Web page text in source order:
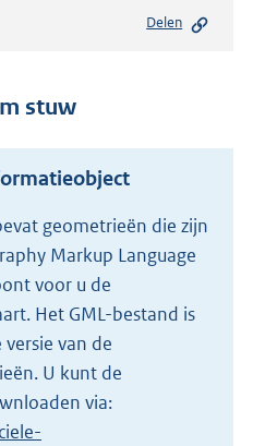
s
r
o
t
t
e
3
,
6
Delen
stuw
geometrieën die zijn
Markup Language
voor u de
Het GML-bestand is
van de
U kunt de
via: